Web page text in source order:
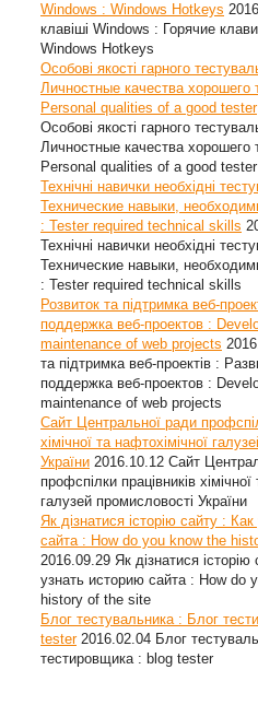
Windows : Windows Hotkeys
клавіші Windows : Горячие
Windows Hotkeys
Особові якості гарного
Личностные качества хорошего
Personal qualities of a good tester
Особові якості гарного
Личностные качества хорошего
Personal qualities of a good tester
Технічні навички необхідні
Технические навыки,
: Tester required technical skills
Технічні навички необхідні
Технические навыки,
: Tester required technical skills
Розвиток та підтримка веб-
поддержка веб-проектов :
maintenance of web projects
та підтримка веб-проектів :
поддержка веб-проектов :
maintenance of web projects
Сайт Центральної ради
хімічної та нафтохімічної
України 2016.10.12 Сайт
профспілки працівників
галузей промисловості України
Як дізнатися історію сайту :
сайта : How do you know the
2016.09.29 Як дізнатися
узнать историю сайта : How do
history of the site
Блог тестувальника : Блог
tester 2016.02.04 Блог
тестировщика : blog tester